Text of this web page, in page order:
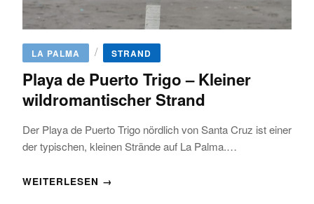
LA PALMA / STRAND
Playa de Puerto Trigo – Kleiner
wildromantischer Strand
Der Playa de Puerto Trigo nördlich von Santa Cruz ist einer
der typischen, kleinen Strände auf La Palma.…
WEITERLESEN →